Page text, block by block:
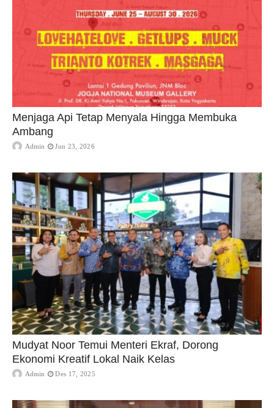
Menjaga Api Tetap Menyala Hingga Membuka
Ambang
Admin Jun 23, 2026
Mudyat Noor Temui Menteri Ekraf, Dorong
Ekonomi Kreatif Lokal Naik Kelas
Admin Des 17, 2025